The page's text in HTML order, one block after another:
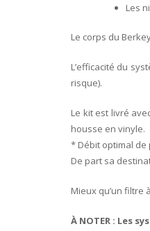
Les
Le corps du
L’efficacité du
risque).
Le kit est livré
housse en vinyle.
* Débit optimal de
De part sa
Mieux qu’un filtre
À NOTER : Les